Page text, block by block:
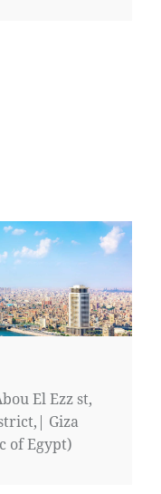
El Ezz st,
Giza
of Egypt)